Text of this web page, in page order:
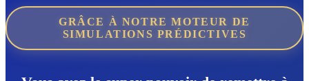
GRÂCE À NOTRE MOTEUR DE
SIMULATIONS PRÉDICTIVES